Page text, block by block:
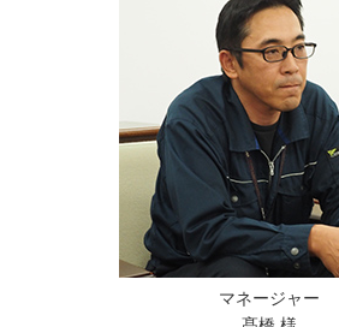
マネージャー